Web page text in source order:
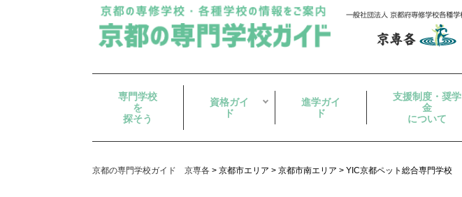
専門学校
を
探そう
資格ガイ
ド
進学ガイ
ド
支援制度・奨学
金
について
京都の専門学校ガイド 京専各 > 京都市エリア > 京都市南エリア > YIC京都ペット総合専門学校